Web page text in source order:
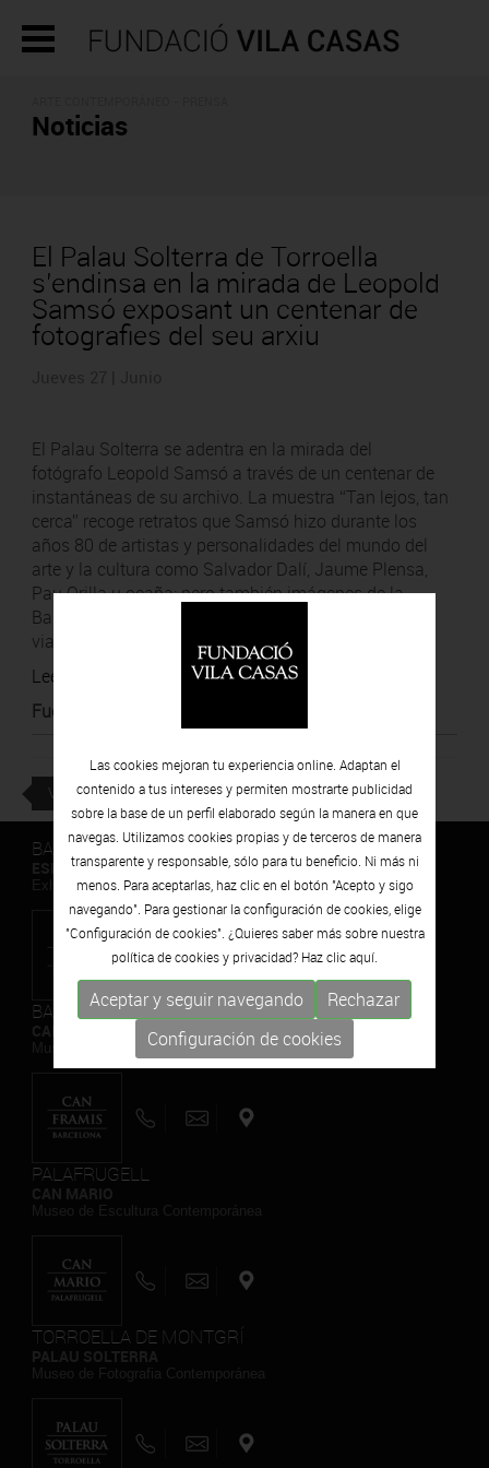
Noticias
El Palau Solterra de Torroella
s’endinsa en la mirada de Leopold
Samsó exposant un centenar de
fotografies del seu arxiu
El Palau Solterra se adentra en la mirada del
fotógrafo Leopold Samsó a través de un centenar de
instantáneas de su archivo. La muestra “Tan lejos, tan
cerca” recoge retratos que Samsó hizo durante los
años 80 de artistas y personalidades del mundo del
arte y la cultura como Salvador Dalí, Jaume Plensa,
Pau Orilla u ocaña; pero también imágenes de la
Barcelona “niños” resurgidos del franquismo, de sus
viajes por el mundo y de paisajes.
Leer artículo
Fuente
VOLVER
BARCELONA
ESPAIS VOLART
Exhibiciones temporales Arte Contemporáneo
BARCELONA
Museo de Pintura Contemporánea
PALAFRUGELL
TORROELLA DE MONTGRÍ
Las cookies mejoran tu experiencia online. Adaptan el
contenido a tus intereses y permiten mostrarte publicidad
sobre la base de un perfil elaborado según la manera en que
navegas. Utilizamos cookies propias y de terceros de manera
transparente y responsable, sólo para tu beneficio. Ni más ni
menos. Para aceptarlas, haz clic en el botón "Acepto y sigo
navegando". Para gestionar la configuración de cookies, elige
"Configuración de cookies". ¿Quieres saber más sobre nuestra
política de cookies y privacidad? Haz clicaquí.
Aceptar y seguir navegando
Rechazar
Configuración de cookies